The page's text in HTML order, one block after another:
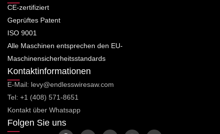
CE-zertifiziert
Geprüftes Patent
ISO 9001
Alle Maschinen entsprechen den EU-
Maschinensicherheitsstandards
Kontaktinformationen
E-Mail: levy@endlesswiresaw.com
Tel: +1 (408) 571-8651
Kontakt über Whatsapp
Folgen Sie uns